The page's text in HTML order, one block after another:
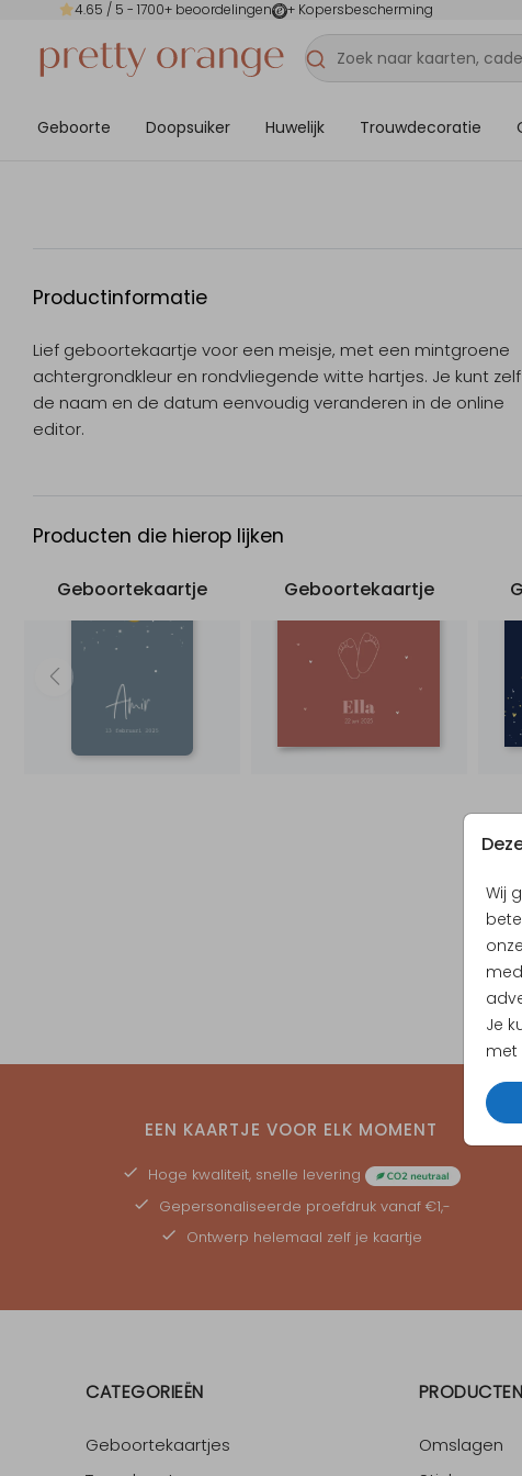
4.65 / 5 - 1700+ beoordelingen + Kopersbescherming
Geboorte Doopsuiker Huwelijk Trouwdecoratie
Wij
Je
met
Productinformatie
Lief geboortekaartje voor een meisje, met een mintgroene
achtergrondkleur en rondvliegende witte hartjes. Je kunt zelf
de naam en de datum eenvoudig veranderen in de online
editor.
Producten die hierop lijken
Geboortekaartje Geboortekaartje
EEN KAARTJE VOOR ELK MOMENT
Hoge kwaliteit, snelle levering
Gepersonaliseerde proefdrukvanaf €1,-
Ontwerp helemaal zelf je kaartje
CATEGORIEËN
Geboortekaartjes
PRODUCTEN
Omslagen